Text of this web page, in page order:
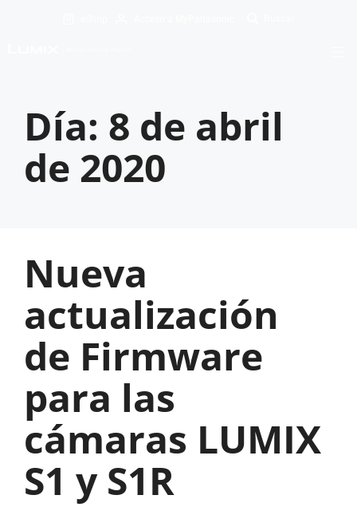
Día: 8 de abril
de 2020
Nueva
actualización
de Firmware
para las
cámaras LUMIX
S1 y S1R